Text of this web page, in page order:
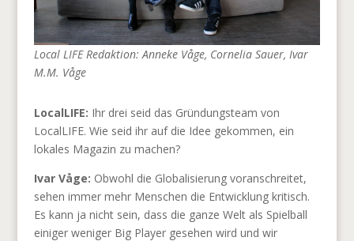
Local LIFE Redaktion: Anneke Våge, Cornelia Sauer, Ivar
M.M. Våge
LocalLIFE: Ihr drei seid das Gründungsteam von
LocalLIFE. Wie seid ihr auf die Idee gekommen, ein
lokales Magazin zu machen?
Ivar Våge: Obwohl die Globalisierung voranschreitet,
sehen immer mehr Menschen die Entwicklung kritisch.
Es kann ja nicht sein, dass die ganze Welt als Spielball
einiger weniger Big Player gesehen wird und wir